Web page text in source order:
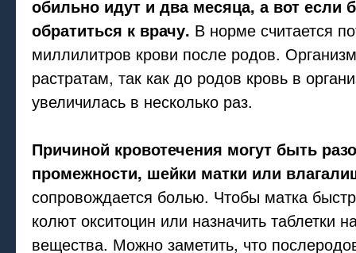
обильно идут и два месяца, а вот если
обратиться к врачу. В норме считается
миллилитров крови после родов.
растратам, так как до родов кровь в
увеличилась в несколько раз.
Причиной кровотечения могут быть
промежности, шейки матки или
сопровождается болью. Чтобы матка
колют окситоцин или назначить таблетки
вещества. Можно заметить, что